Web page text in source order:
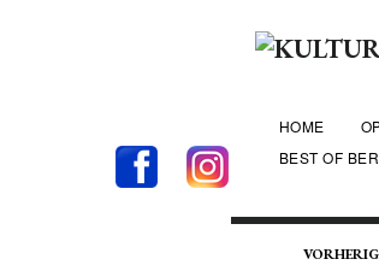
HOME
BEST OF